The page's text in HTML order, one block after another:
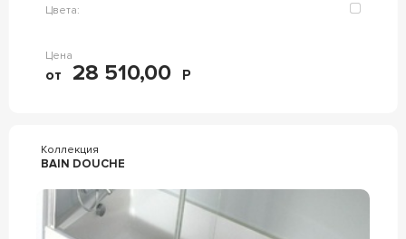
Цвета:
Цена
от 28 510,00 Р
Коллекция
BAIN DOUCHE